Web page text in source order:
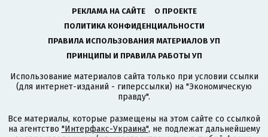
РЕКЛАМА НА САЙТЕ
О ПРОЕКТЕ
ПОЛИТИКА КОНФИДЕНЦИАЛЬНОСТИ
ПРАВИЛА ИСПОЛЬЗОВАНИЯ МАТЕРИАЛОВ УП
ПРИНЦИПЫ И ПРАВИЛА РАБОТЫ УП
Использование материалов сайта только при условии ссылки
(для интернет-изданий - гиперссылки) на "Экономическую
правду".
Все материалы, которые размещены на этом сайте со ссылкой
на агентство "Интерфакс-Украина", не подлежат дальнейшему